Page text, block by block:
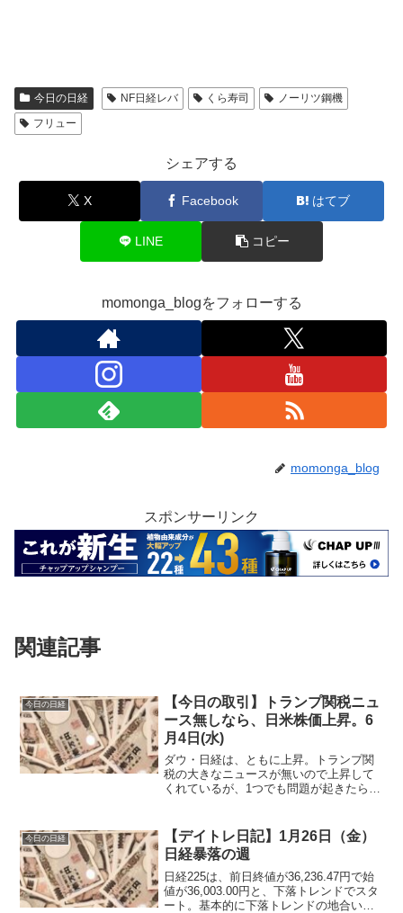
今日の日経 NF日経レバ くら寿司
ノーリツ鋼機
フリュー
シェアする
X Facebook はてブ
LINE コピー
momonga_blogをフォローする
momonga_blog
スポンサーリンク
関連記事
今日の日経
【今日の取引】トランプ関税ニュ
ース無しなら、日米株価上昇。6
月4日(水)
ダウ・日経は、ともに上昇。トランプ関
税の大きなニュースが無いので上昇して
くれているが、1つでも問題が起きたら暴
今日の日経
【デイトレ日記】1月26日（金）
日経暴落の週
日経225は、前日終値が36,236.47円で始
値が36,003.00円と、下落トレンドでスタ
ート。基本的に下落トレンドの地合いで